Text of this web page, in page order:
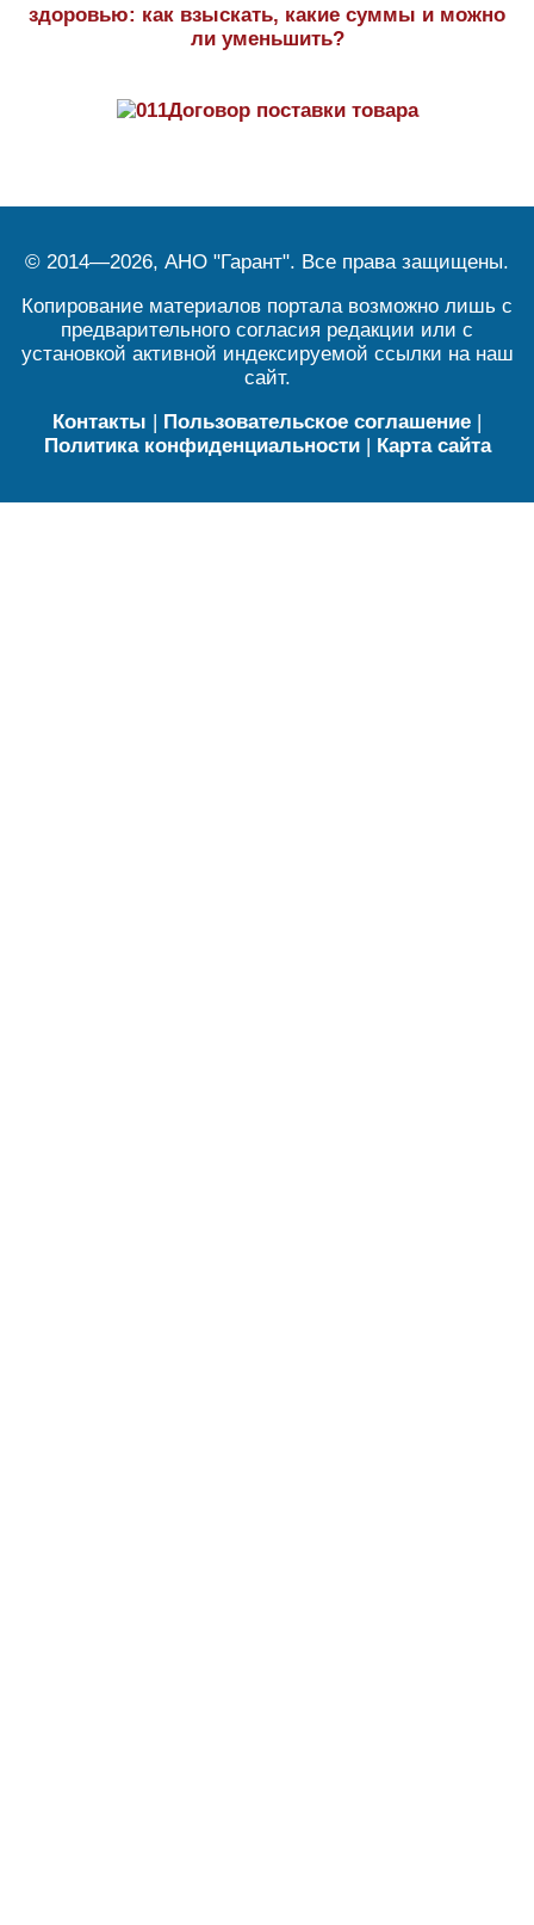
здоровью: как взыскать, какие суммы и можно
ли уменьшить?
Договор поставки товара
© 2014—2026, АНО "Гарант". Все права защищены.
Копирование материалов портала возможно лишь с
предварительного согласия редакции или с
установкой активной индексируемой ссылки на наш
сайт.
Контакты | Пользовательское соглашение |
Политика конфиденциальности| Карта сайта